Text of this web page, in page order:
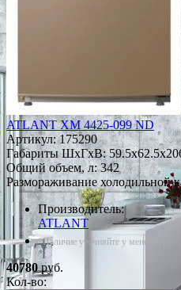
ATLANT ХМ 4425-099 ND
Артикул:175290
Габариты ШxГxВ:
Общий объем, л: 342
Размораживание холодильной
Производитель:
ATLANT
*Наличие уточняйте у менеджера
40780руб.
Кол-во: